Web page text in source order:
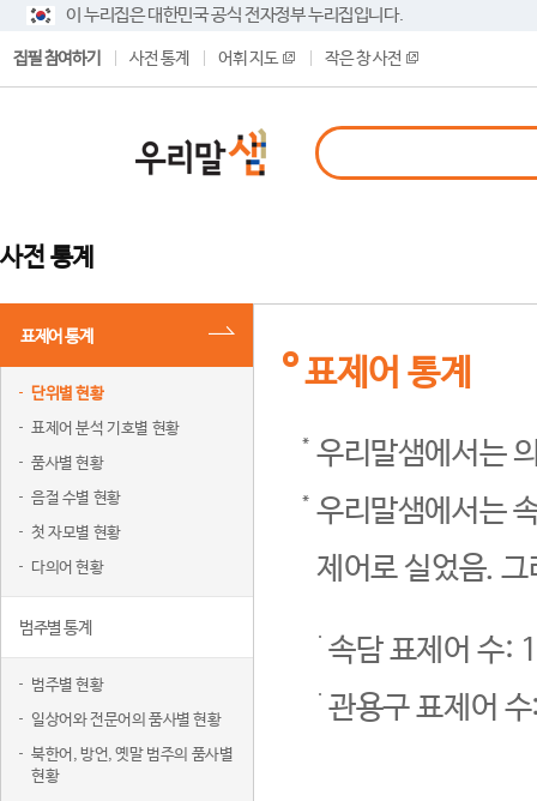
이 누리집은 대한민국 공식 전자정부 누리집입니다.
집필 참여하기 사전 통계 어휘 지도 작은 창 사전
사전 통계
표제어 통계
단위별 현황
표제어 분석 기호별 현황
품사별 현황
음절 수별 현황
첫 자모별 현황
다의어 현황
범주별 통계
범주별 현황
일상어와 전문어의 품사별 현황
북한어, 방언, 옛말 범주의 품사별
현황
표제어 통계
우리말샘에서는
우리말샘에서는
제어로 실었음.
속담 표제어 수:
관용구 표제어